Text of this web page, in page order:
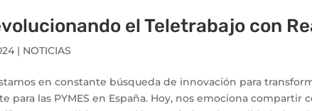
el Teletrabajo con
| NOTICIAS
en constante búsqueda de innovación para
para las PYMES en España. Hoy, nos emociona compartir